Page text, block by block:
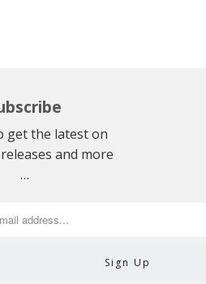
get the latest on
and more
…